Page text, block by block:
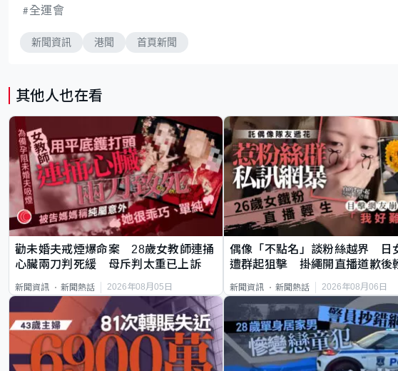
全運會
新聞資訊 港聞 首頁新聞
其他人也在看
勸未婚夫戒煙爆命案 28歲女教師連捅
心臟兩刀判死緩 母斥判太重已上訴
新聞資訊 新聞熱話 2026年08月05日
偶像「不點名」談粉絲越界 日
遭群起狙擊 掛繩開直播道歉後
新聞資訊 新聞熱話 2026年08月06日